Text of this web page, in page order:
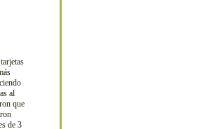
al
que
de 3